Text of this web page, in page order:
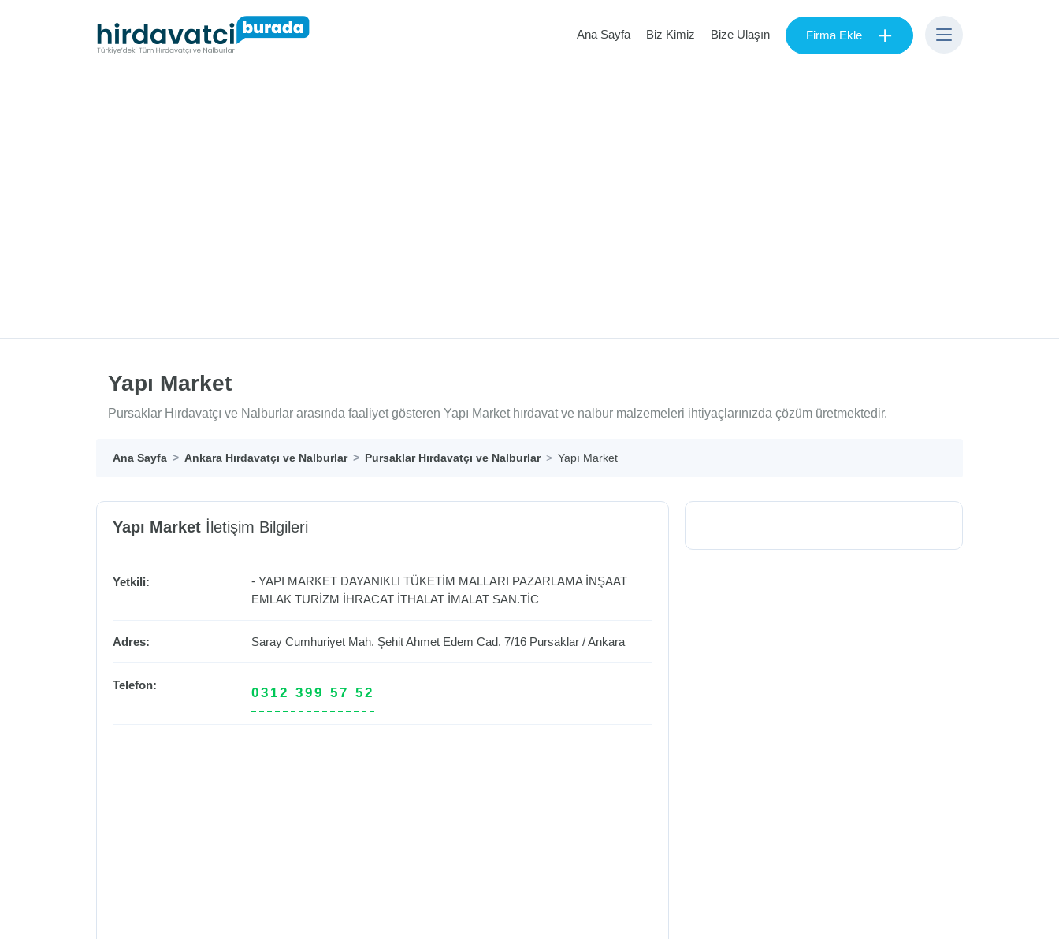
Ana Sayfa Biz Kimiz Bize Ulaşın Firma Ekle +
Yapı Market
Pursaklar Hırdavatçı ve Nalburlar arasında faaliyet gösteren Yapı Market hırdavat ve nalbur malzemeleri ihtiyaçlarınızda çözüm üretmektedir.
Ana Sayfa Ankara Hırdavatçı ve Nalburlar Pursaklar Hırdavatçı ve Nalburlar Yapı Market
Yapı Market İletişim Bilgileri
Yetkili:
- YAPI MARKET DAYANIKLI TÜKETİM MALLARI PAZARLAMA İNŞAAT
EMLAK TURİZM İHRACAT İTHALAT İMALAT SAN.TİC
Adres: Saray Cumhuriyet Mah. Şehit Ahmet Edem Cad. 7/16 Pursaklar /Ankara
Telefon:
0312 399 57 52